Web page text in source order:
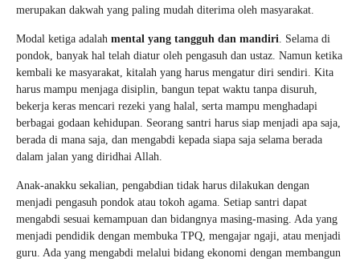
merupakan dakwah yang paling mudah diterima oleh masyarakat.
Modal ketiga adalah mental yang tangguh dan mandiri . Selama di
pondok, banyak hal telah diatur oleh pengasuh dan ustaz. Namun ketika
kembali ke masyarakat, kitalah yang harus mengatur diri sendiri. Kita
harus mampu menjaga disiplin, bangun tepat waktu tanpa disuruh,
bekerja keras mencari rezeki yang halal, serta mampu menghadapi
berbagai godaan kehidupan. Seorang santri harus siap menjadi apa saja,
berada di mana saja, dan mengabdi kepada siapa saja selama berada
dalam jalan yang diridhai Allah.
Anak-anakku sekalian, pengabdian tidak harus dilakukan dengan
menjadi pengasuh pondok atau tokoh agama. Setiap santri dapat
mengabdi sesuai kemampuan dan bidangnya masing-masing. Ada yang
menjadi pendidik dengan membuka TPQ, mengajar ngaji, atau menjadi
guru. Ada yang mengabdi melalui bidang ekonomi dengan membangun